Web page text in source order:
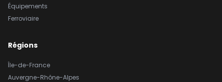
Équipements
Ferroviaire
Régions
Île-de-France
Auvergne-Rhône-Alpes